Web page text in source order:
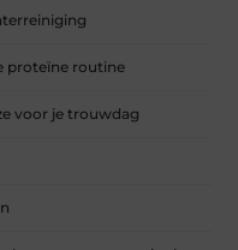
proteïne routine
voor je trouwdag